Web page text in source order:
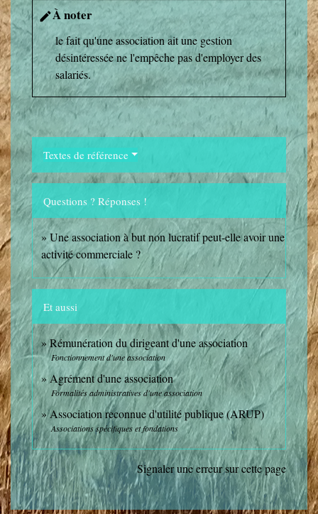
editÀ noter
le fait qu'une association ait une gestion
désintéressée ne l'empêche pas d'employer des
salariés.
Textes de référence
Questions ? Réponses !
Une association à but non lucratif peut-elle avoir une
activité commerciale ?
Et aussi
Rémunération du dirigeant d'une association
Fonctionnement d'une association
Agrément d'une association
Formalités administratives d'une association
Association reconnue d'utilité publique (ARUP)
Associations spécifiques et fondations
Signaler une erreur sur cette page